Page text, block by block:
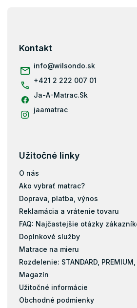
Kontakt
info@wilsondo.sk
+421 2 222 007 01
Ja-A-Matrac.Sk
jaamatrac
Užitočné linky
O nás
Ako vybrať matrac?
Doprava, platba, výnos
Reklamácia a vrátenie tovaru
FAQ: Najčastejšie otázky
Doplnkové služby
Matrace na mieru
Rozdelenie: STANDARD, PREMIUM,
Magazín
Užitočné informácie
Obchodné podmienky